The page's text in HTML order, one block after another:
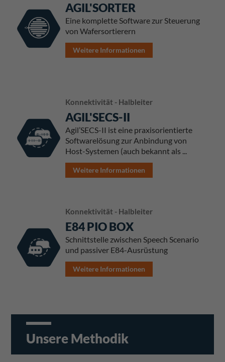
AGIL'SORTER
Eine komplette Software zur Steuerung
von Wafersortierern
Weitere Informationen
Konnektivität - Halbleiter
AGIL'SECS-II
Agil’SECS-II ist eine praxisorientierte
Softwarelösung zur Anbindung von
Host-Systemen (auch bekannt als ...
Weitere Informationen
Konnektivität - Halbleiter
E84 PIO BOX
Schnittstelle zwischen Speech Scenario
und passiver E84-Ausrüstung
Weitere Informationen
Unsere Methodik